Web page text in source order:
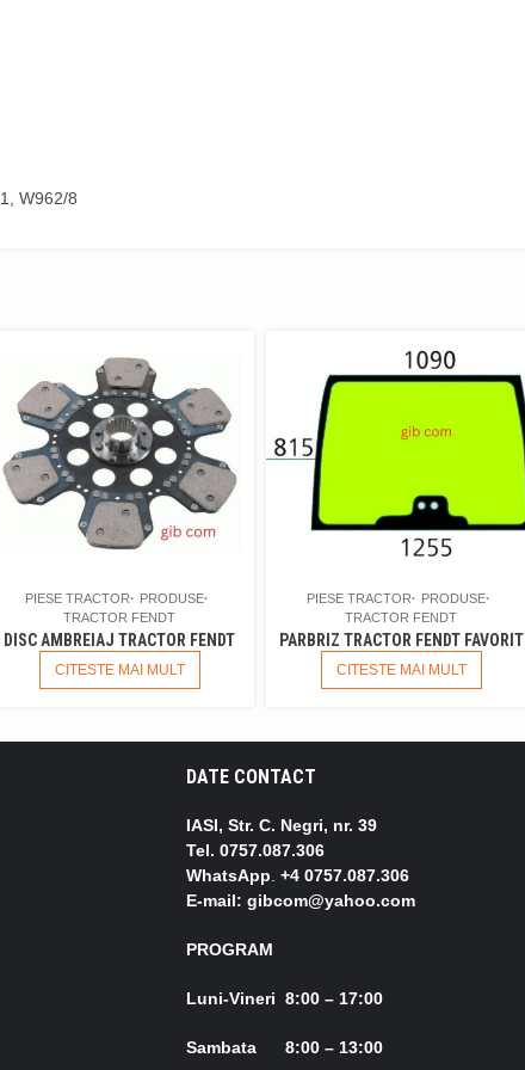
W962/8
PIESE TRACTOR
PRODUSE
TRACTOR FENDT
DISC AMBREIAJ TRACTOR FENDT
CITESTE MAI MULT
PIESE TRACTOR
PRODUSE
TRACTOR FENDT
PARBRIZ TRACTOR FENDT FAVORIT
CITESTE MAI MULT
DATE CONTACT
IASI, Str. C. Negri, nr. 39
Tel. 0757.087.306
WhatsApp +4 0757.087.306
E-mail: gibcom@yahoo.com
PROGRAM
Luni-Vineri 8:00 – 17:00
Sambata 8:00 – 13:00